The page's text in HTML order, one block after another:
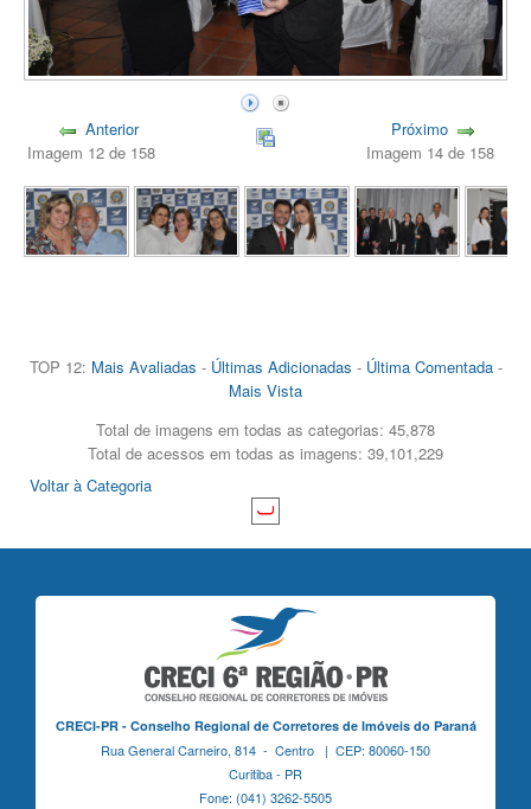
Anterior
Imagem 12 de 158
Próximo
Imagem 14 de 158
TOP 12: Mais Avaliadas - Últimas Adicionadas - Última Comentada-
Mais Vista
Total de imagens em todas as categorias: 45,878
Total de acessos em todas as imagens: 39,101,229
Voltar à Categoria
CRECI-PR - Conselho Regional de Corretores de Imóveis do Paraná
Rua General Carneiro, 814 - Centro | CEP: 80060-150
Curitiba - PR
Fone: (041) 3262-5505